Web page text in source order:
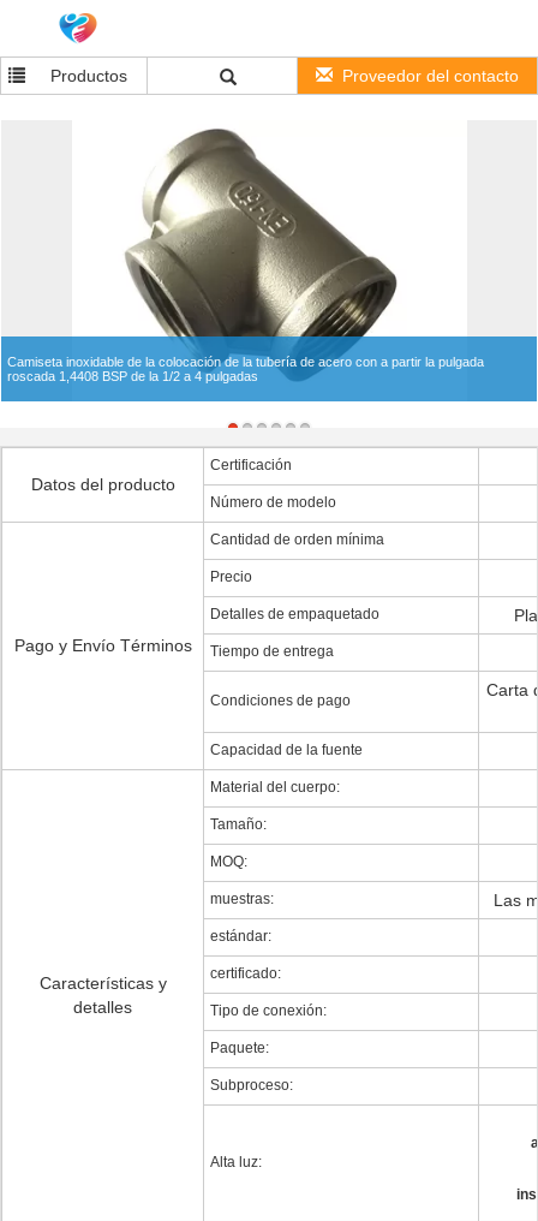
Productos Proveedor del contacto
Camiseta inoxidable de la colocación de la tubería de acero con a partir la pulgada
roscada 1,4408 BSP de la 1/2 a 4 pulgadas
Datos del producto
Certificación
Número de modelo
Pago y Envío Términos
Cantidad de orden mínima
Precio
Detalles de empaquetado
Tiempo de entrega
Condiciones de pago
Carta
Capacidad de la fuente
Características y
detalles
Material del cuerpo:
Tamaño:
MOQ:
muestras: Las
estándar:
certificado:
Tipo de conexión:
Paquete:
Subproceso:
Alta luz: